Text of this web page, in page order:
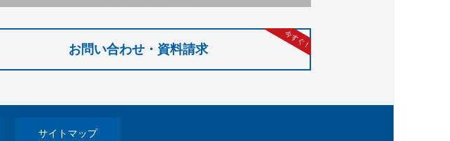
今すぐ！
お問い合わせ・資料請求
サイトマップ